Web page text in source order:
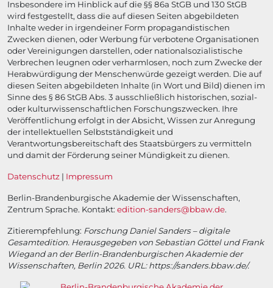
Insbesondere im Hinblick auf die §§ 86a StGB und 130 StGB
wird festgestellt, dass die auf diesen Seiten abgebildeten
Inhalte weder in irgendeiner Form propagandistischen
Zwecken dienen, oder Werbung für verbotene Organisationen
oder Vereinigungen darstellen, oder nationalsozialistische
Verbrechen leugnen oder verharmlosen, noch zum Zwecke der
Herabwürdigung der Menschenwürde gezeigt werden. Die auf
diesen Seiten abgebildeten Inhalte (in Wort und Bild) dienen im
Sinne des § 86 StGB Abs. 3 ausschließlich historischen, sozial-
oder kulturwissenschaftlichen Forschungszwecken. Ihre
Veröffentlichung erfolgt in der Absicht, Wissen zur Anregung
der intellektuellen Selbstständigkeit und
Verantwortungsbereitschaft des Staatsbürgers zu vermitteln
und damit der Förderung seiner Mündigkeit zu dienen.
Datenschutz | Impressum
Berlin-Brandenburgische Akademie der Wissenschaften,
Zentrum Sprache. Kontakt: edition-sanders@bbaw.de.
Zitierempfehlung: Forschung Daniel Sanders – digitale
Gesamtedition. Herausgegeben von Sebastian Göttel und Frank
Wiegand an der Berlin-Brandenburgischen Akademie der
Wissenschaften, Berlin 2026. URL: https://sanders.bbaw.de/.